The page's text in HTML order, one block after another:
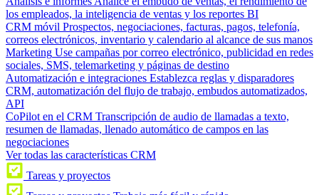
los empleados, la inteligencia de ventas y los reportes BI
CRM móvil Prospectos, negociaciones, facturas, pagos, telefonía,
correos electrónicos, inventario y calendario al alcance de sus manos
Marketing Use campañas por correo electrónico, publicidad en redes
sociales, SMS, telemarketing y páginas de destino
Automatización e integraciones Establezca reglas y disparadores
CRM, automatización del flujo de trabajo, embudos automatizados,
API
CoPilot en el CRM Transcripción de audio de llamadas a texto,
resumen de llamadas, llenado automático de campos en las
negociaciones
Ver todas las características CRM
Tareas y proyectos